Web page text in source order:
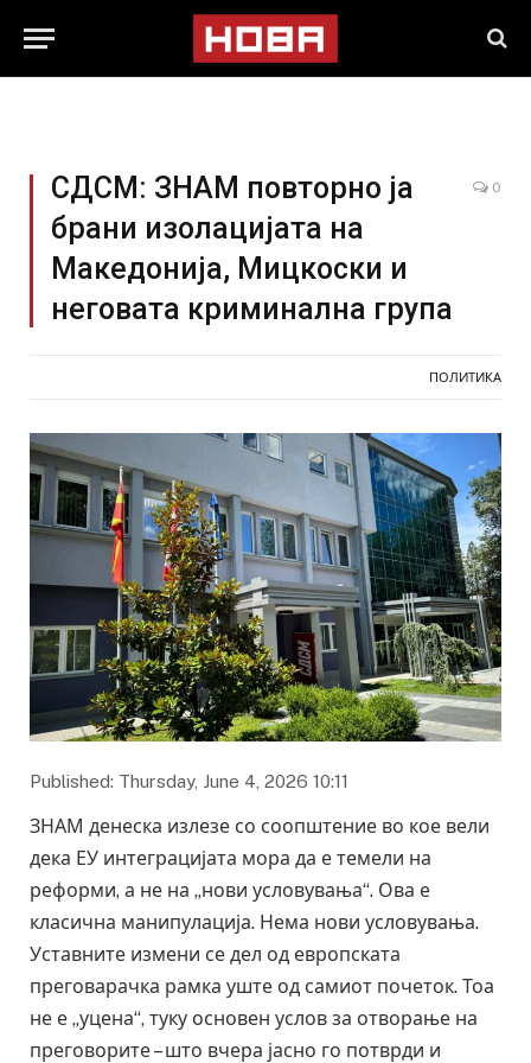
СДСМ: ЗНАМ повторно ја
брани изолацијата на
Македонија, Мицкоски и
неговата криминална група
0
ПОЛИТИКА
Published: Thursday, June 4, 2026 10:11
ЗНАМ денеска излезе со соопштение во кое вели
дека ЕУ интеграцијата мора да е темели на
реформи, а не на „нови условувања“. Ова е
класична манипулација. Нема нови условувања.
Уставните измени се дел од европската
преговарачка рамка уште од самиот почеток. Тоа
не е „уцена“, туку основен услов за отворање на
преговорите – што вчера јасно го потврди и